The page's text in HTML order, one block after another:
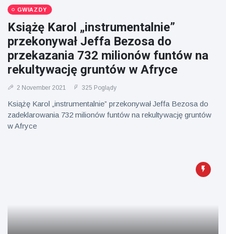
zoo od 14 lat
Florydy
aresztowany
po odpaleniu
fajerwerków
z jadącego
samochodu
16 July
Poglądy
GWIAZDY
Książę Karol „instrumentalnie”
przekonywał Jeffa Bezosa do
przekazania 732 milionów funtów na
rekultywację gruntów w Afryce
2 November 2021 325 Poglądy
Książę Karol „instrumentalnie” przekonywał Jeffa Bezosa do
zadeklarowania 732 milionów funtów na rekultywację gruntów
w Afryce